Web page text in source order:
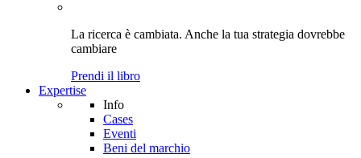
La ricerca è cambiata. Anche la tua strategia dovrebbe
cambiare
Prendi il libro
Expertise
Info
Cases
Eventi
Beni del marchio